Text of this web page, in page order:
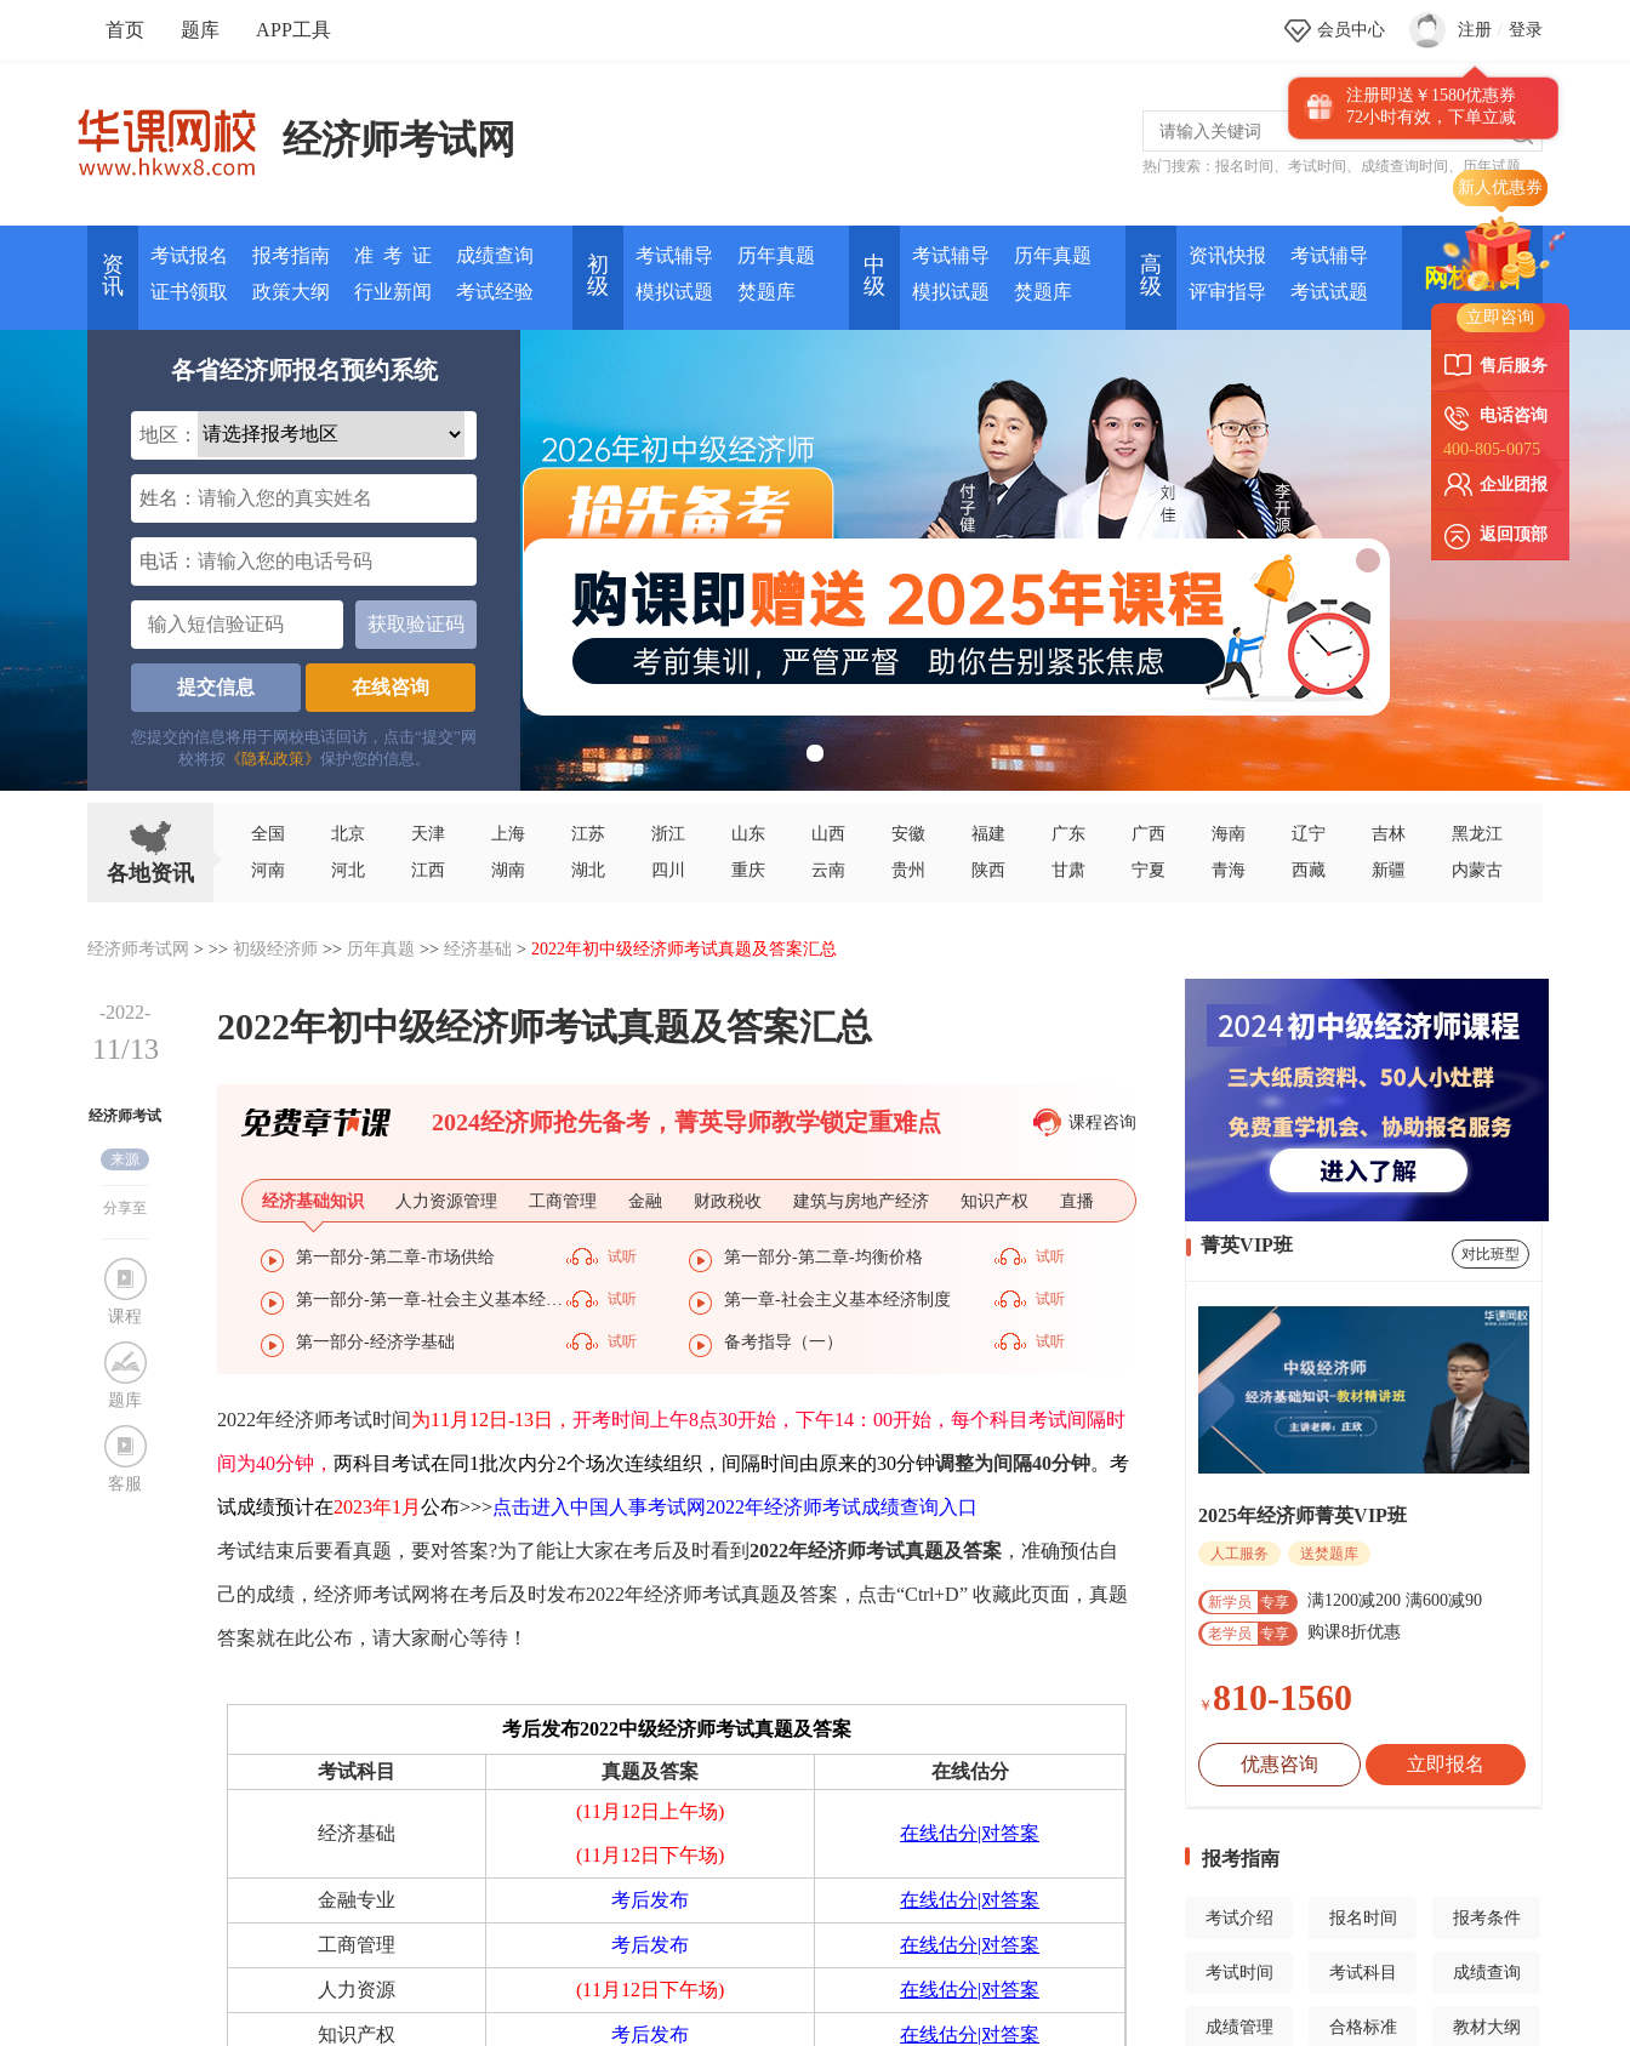
立即咨询
售后服务
电话咨询
400-805-0075
企业团报
返回顶部
首页 题库 APP工具 会员中心 注册 / 登录
注册即送￥1580优惠券
72小时有效，下单立减
经济师考试网
热门搜索： 报名时间 、 考试时间 、 成绩查询时间 、 历年试题
资
讯
考试报名 报考指南 准 考 证
成绩查询
证书领取
政策大纲 行业新闻 考试经验
初
级
考试辅导
历年真题
模拟试题
焚题库
中
级
考试辅导
历年真题
模拟试题
焚题库
高
级
资讯快报
考试辅导
评审指导
考试试题
网校培训
各省经济师报名预约系统
地区：
姓名：
电话：
获取验证码
提交信息 在线咨询
您提交的信息将用于网校电话回访，点击“提交”网
校将按 《隐私政策》 保护您的信息。
各地资讯
全国 北京 天津 上海 江苏 浙江 山东 山西 安徽 福建 广东 广西 海南 辽宁 吉林
黑龙江
河南
河北 江西 湖南 湖北 四川 重庆 云南 贵州 陕西 甘肃 宁夏 青海 西藏 新疆 内蒙古
经济师考试网 > >> 初级经济师 >> 历年真题 >> 经济基础 > 2022年初中级经济师考试真题及答案汇总
-2022-
11/13
经济师考试
网
来源
分享至
课程
题库
客服
2022年初中级经济师考试真题及答案汇总
2024经济师抢先备考，菁英导师教学锁定重难点 课程咨询
经济基础知识 人力资源管理 工商管理 金融 财政税收 建筑与房地产经济 知识产权 直播
第一部分-第二章-市场供给 试听 第一部分-第二章-均衡价格 试听
第一部分-第一章-社会主义基本经济制度 试听 第一章-社会主义基本经济制度 试听
第一部分-经济学基础 试听 备考指导（一） 试听
2022年经济师考试时间为11月12日-13日， 开考时间上午8点30开始，下午14：00开始，每个科目考试间隔时
间为40分钟， 两科目考试在同1批次内分2个场次连续组织，间隔时间由原来的30分钟调整为间隔40分钟。考
试成绩预计在2023年1月 公布>>>点击进入中国人事考试网2022年经济师考试成绩查询入口
考试结束后要看真题，要对答案?为了能让大家在考后及时看到 2022年经济师考试真题及答案 ，准确预估自
己的成绩，经济师考试网将在考后及时发布2022年经济师考试真题及答案，点击“Ctrl+D” 收藏此页面，真题
答案就在此公布，请大家耐心等待！
考后发布2022中级经济师考试真题及答案
考试科目 真题及答案 在线估分
经济基础
(11月12日上午场)
(11月12日下午场)
在线估分|对答案
金融专业 考后发布 在线估分|对答案
工商管理 考后发布 在线估分|对答案
人力资源 (11月12日下午场) 在线估分|对答案
知识产权 考后发布 在线估分|对答案
菁英VIP班 对比班型
2025年经济师菁英VIP班
人工服务 送焚题库
新学员 专享 满1200减200 满600减90
老学员 专享 购课8折优惠
￥ 810-1560
优惠咨询 立即报名
报考指南
考试介绍 报名时间 报考条件
考试时间 考试科目 成绩查询
成绩管理 合格标准 教材大纲